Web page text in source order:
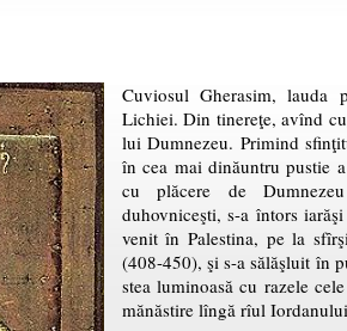
Cuviosul Gherasim, lauda
Lichiei. Din tinereţe, avînd
lui Dumnezeu. Primind
în cea mai dinăuntru pustie
cu plăcere de
duhovniceşti, s-a întors
venit în Palestina, pe la
(408-450), şi s-a sălăşluit în
stea luminoasă cu razele
mănăstire lîngă rîul